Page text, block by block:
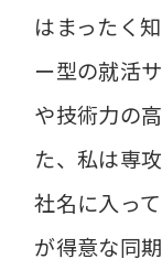
はまったく
ー型の就活
や技術力の
た、私は専
社名に入っ
が得意な同